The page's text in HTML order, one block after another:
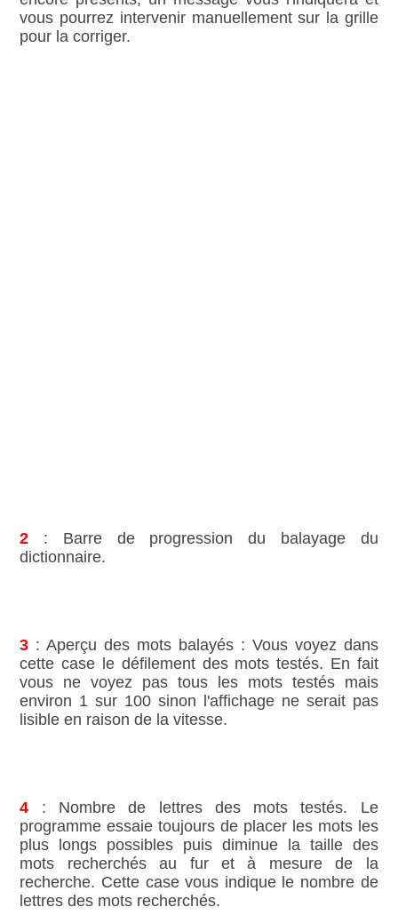
vous pourrez intervenir manuellement sur la grille
pour la corriger.
2 : Barre de progression du balayage du
dictionnaire.
3 : Aperçu des mots balayés : Vous voyez dans
cette case le défilement des mots testés. En fait
vous ne voyez pas tous les mots testés mais
environ 1 sur 100 sinon l'affichage ne serait pas
lisible en raison de la vitesse.
4 : Nombre de lettres des mots testés. Le
programme essaie toujours de placer les mots les
plus longs possibles puis diminue la taille des
mots recherchés au fur et à mesure de la
recherche. Cette case vous indique le nombre de
lettres des mots recherchés.